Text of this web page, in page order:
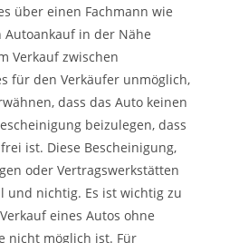
über einen Fachmann wie
in der Nähe
Verkauf zwischen
für den Verkäufer unmöglich,
dass das Auto keinen
beizulegen, dass
ist. Diese Bescheinigung,
oder Vertragswerkstätten
und nichtig. Es ist wichtig zu
eines Autos ohne
nicht möglich ist. Für